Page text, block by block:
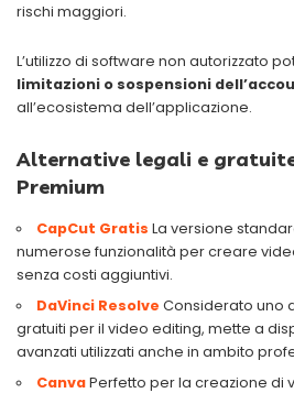
rischi maggiori.
L’utilizzo di software non autorizzato
limitazioni o sospensioni
all’ecosistema dell’applicazione.
Alternative legali e
Premium
CapCut Gratis La versione
numerose funzionalità per creare
senza costi aggiuntivi.
DaVinci Resolve Considerato uno
gratuiti per il video editing, mette a
avanzati utilizzati anche in ambito
CanvaPerfetto per la creazione di